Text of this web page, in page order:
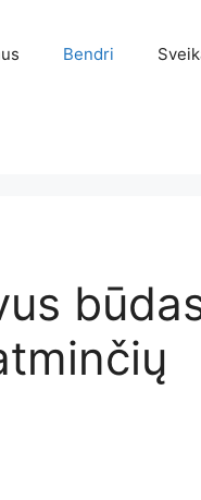
Bendri